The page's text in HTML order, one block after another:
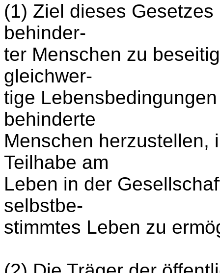
(1) Ziel dieses
behinder-
ter Menschen zu
gleichwer-
tige
behinderte
Menschen herzustellen,
Teilhabe am
Leben in der
selbstbe-
stimmtes Leben zu